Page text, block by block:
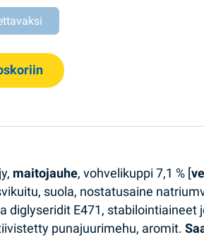
quantity
maitojauhe, vohvelikuppi 7,1 % [
suola, nostatusaine
diglyseridit E471, stabilointiaineet
punajuurimehu, aromit.